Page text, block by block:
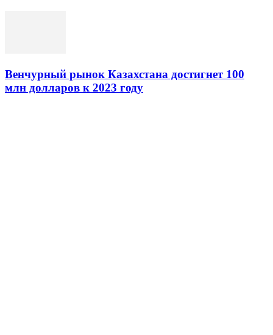
Венчурный рынок Казахстана достигнет 100
млн долларов к 2023 году